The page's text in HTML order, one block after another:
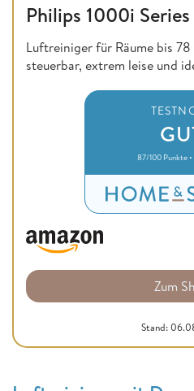
Philips 1000i Series
Luftreiniger für Räume bis
steuerbar, extrem leise und
87/100 Punkte
Zum
Stand: